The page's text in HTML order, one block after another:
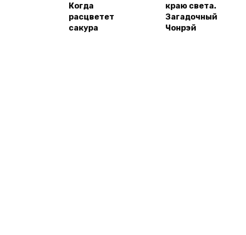
Когда
расцветет
сакура
краю света.
Загадочный
Чонрэй